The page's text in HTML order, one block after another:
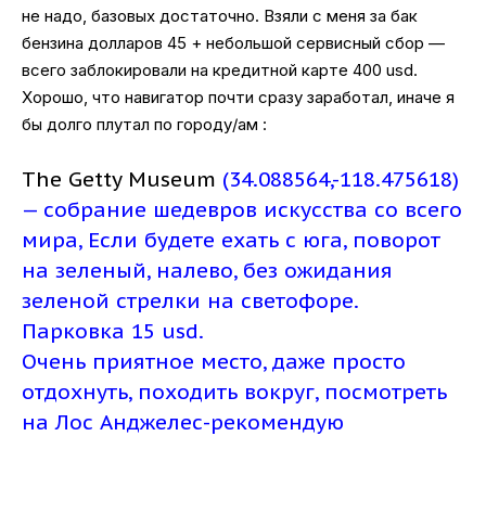
не надо, базовых достаточно. Взяли с меня за бак
бензина долларов 45 + небольшой сервисный сбор —
всего заблокировали на кредитной карте 400 usd.
Хорошо, что навигатор почти сразу заработал, иначе я
бы долго плутал по городу/ам :
The Getty Museum (34.088564,-118.475618)
— собрание шедевров искусства со всего
мира, Если будете ехать с юга, поворот
на зеленый, налево, без ожидания
зеленой стрелки на светофоре.
Парковка 15 usd.
Очень приятное место, даже просто
отдохнуть, походить вокруг, посмотреть
на Лос Анджелес-рекомендую